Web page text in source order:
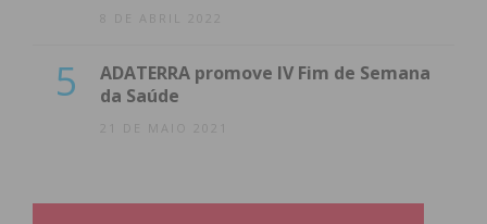
8 DE ABRIL 2022
5
ADATERRA promove IV Fim de Semana
da Saúde
21 DE MAIO 2021